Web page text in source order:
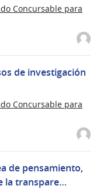
Concursable para
de investigación
Concursable para
de pensamiento,
la transpare…